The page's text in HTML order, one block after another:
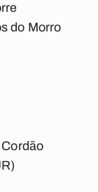
do Morro